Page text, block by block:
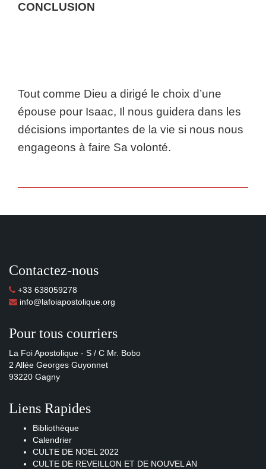
CONCLUSION
Tout comme Dieu a dirigé le choix d’une
épouse pour Isaac, Il nous guidera dans les
décisions importantes de la vie si nous nous
engageons à faire Sa volonté.
Contactez-nous
+33 638059278
info@lafoiapostolique.org
Pour tous courriers
La Foi Apostolique - S / C Mr. Bobo
2 Allée Georges Guyonnet
93220 Gagny
Liens Rapides
Bibliothèque
Calendrier
CULTE DE NOEL 2022
CULTE DE REVEILLON ET DE NOUVEL AN